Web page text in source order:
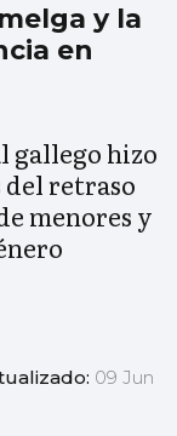
y la
en
gallego hizo
del retraso
menores y
09 Jun